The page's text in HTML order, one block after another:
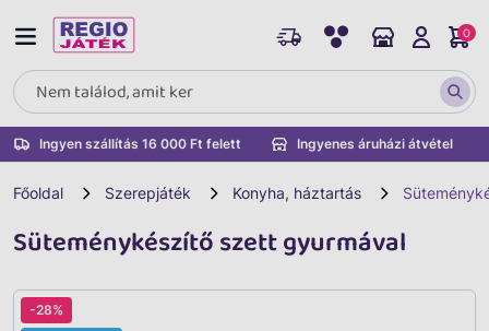
Ingyen szállítás 16 000 Ft felett Ingyenes áruházi átvétel
0
Főoldal Szerepjáték Konyha, háztartás
Süteménykészítő szett gyurmával
-28%